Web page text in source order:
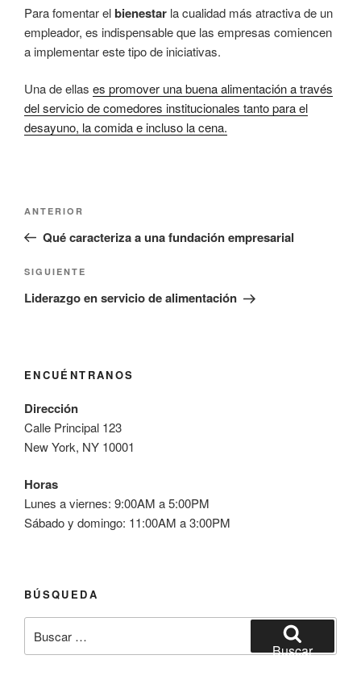
Para fomentar elbienestar la cualidad más atractiva de un
empleador, es indispensable que las empresas comiencen
a implementar este tipo de iniciativas.
Una de ellas es promover una buena alimentación a través
del servicio de comedores institucionales tanto para el
desayuno, la comida e incluso la cena.
entradas
Entrada
anterior:
ANTERIOR
Qué caracteriza a una fundación empresarial
Siguiente
entrada
SIGUIENTE
Liderazgo en servicio de alimentación
ENCUÉNTRANOS
Dirección
Calle Principal 123
New York, NY 10001
Horas
Lunes a viernes: 9:00AM a 5:00PM
Sábado y domingo: 11:00AM a 3:00PM
BÚSQUEDA
por:
Buscar